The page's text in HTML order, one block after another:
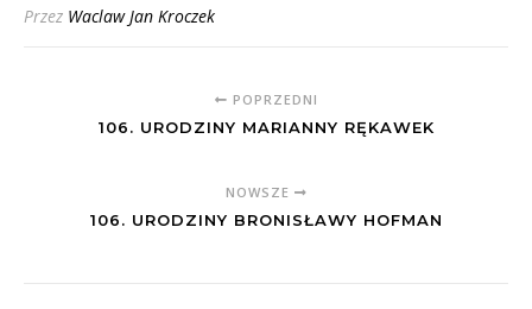
Przez Waclaw Jan Kroczek
POPRZEDNI
106. URODZINY MARIANNY RĘKAWEK
NOWSZE
106. URODZINY BRONISŁAWY HOFMAN